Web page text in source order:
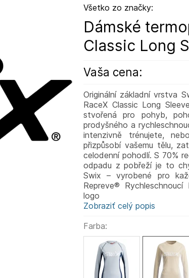
Všetko zo značky:
Dámské
Classic Long
Vaša cena:
Originální základní vrstva
RaceX Classic Long
stvořená pro pohyb,
prodyšného a
intenzivně trénujete,
přizpůsobí vašemu tělu,
celodenní pohodlí. S 70%
odpadu z pobřeží je to
Swix – vyrobené pro
Repreve®
logo
Zobraziť celý popis
Farba: